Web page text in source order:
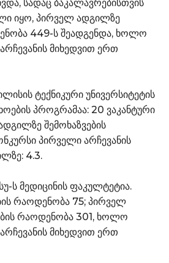
სადაც ბაკალავრებისთვის
იყო, პირველ ადგილზე
449-ს შეადგენდა, ხოლო
მიხედვით ერთ
ტექნიკური უნივერსიტეტის
პროგრამაა: 20 ვაკანტური
შემოხაზვების
პირველი არჩევანის
4.3.
ს მედიცინის ფაკულტეტია.
რაოდენობა 75; პირველ
რაოდენობა 301, ხოლო
მიხედვით ერთ